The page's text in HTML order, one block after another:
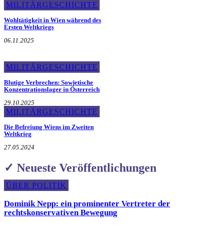
MILITÄRGESCHICHTE
Wohltätigkeit in Wien während des
Ersten Weltkriegs
06.11.2025
MILITÄRGESCHICHTE
Blutige Verbrechen: Sowjetische
Konzentrationslager in Österreich
29.10.2025
MILITÄRGESCHICHTE
Die Befreiung Wiens im Zweiten
Weltkrieg
27.05.2024
✓ Neueste Veröffentlichungen
ÜBER POLITIK
Dominik Nepp: ein prominenter Vertreter der
rechtskonservativen Bewegung